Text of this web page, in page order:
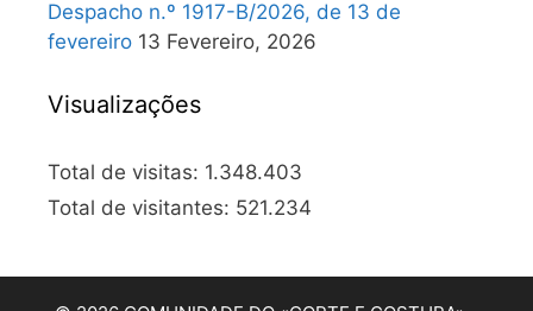
Despacho n.º 1917-B/2026, de 13 de
fevereiro 13 Fevereiro, 2026
Visualizações
Total de visitas: 1.348.403
Total de visitantes: 521.234